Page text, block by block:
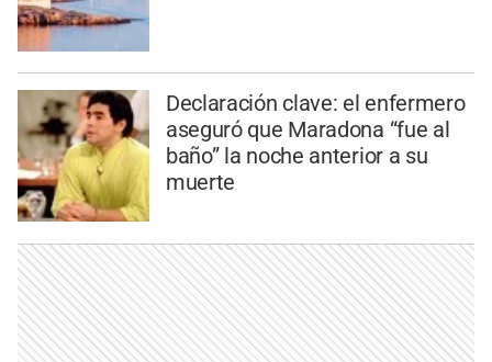
Declaración clave: el enfermero
aseguró que Maradona “fue al
baño” la noche anterior a su
muerte